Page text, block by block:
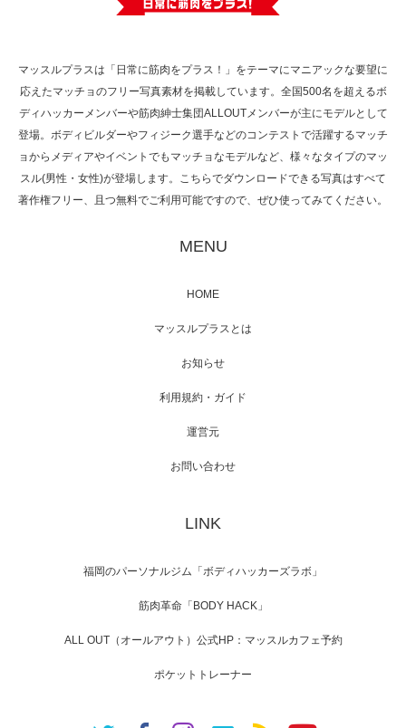
で紹介さ…
た（6/8放送）
映画「メカバース」舞台挨拶へマッスルプラ
【TV】NHK BS「COOL JAPAN 」にてマッス
「ねとらぼ」さんに…
マッスルプラスは「日常に筋肉をプラス！」をテーマにマニアックな要望に
応えたマッチョのフリー写真素材を掲載しています。全国500名を超えるボ
ディハッカーメンバーや筋肉紳士集団ALLOUTメンバーが主にモデルとして
登場。ボディビルダーやフィジーク選手などのコンテストで活躍するマッチ
ョからメディアやイベントでもマッチョなモデルなど、様々なタイプのマッ
スル(男性・女性)が登場します。こちらでダウンロードできる写真はすべて
著作権フリー、且つ無料でご利用可能ですので、ぜひ使ってみてください。
MENU
HOME
マッスルプラスとは
お知らせ
利用規約・ガイド
運営元
お問い合わせ
LINK
福岡のパーソナルジム「ボディハッカーズラボ」
筋肉革命「BODY HACK」
ALL OUT（オールアウト）公式HP：マッスルカフェ予約
ポケットトレーナー